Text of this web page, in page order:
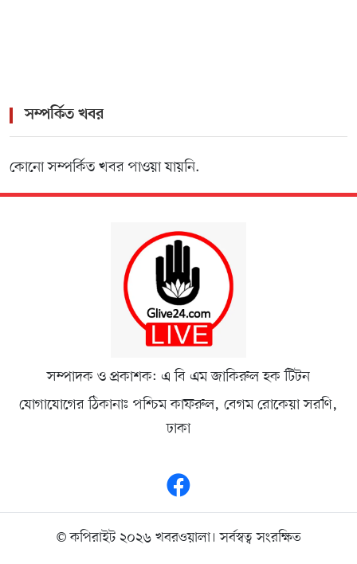
সম্পর্কিত খবর
কোনো সম্পর্কিত খবর পাওয়া যায়নি.
সম্পাদক ও প্রকাশক: এ বি এম জাকিরুল হক টিটন
যোগাযোগের ঠিকানাঃ পশ্চিম কাফরুল, বেগম রোকেয়া সরণি,
ঢাকা
© কপিরাইট ২০২৬ খবরওয়ালা। সর্বস্বত্ব সংরক্ষিত